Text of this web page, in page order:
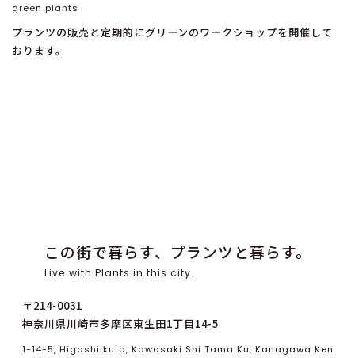
green plants
プランツの販売と定期的にグリーンのワークショップを開催して
おります。
この街で暮らす、プランツと暮らす。
Live with Plants in this city.
〒214-0031
神奈川県川崎市多摩区東生田1丁目14-5
1-14-5, Higashiikuta, Kawasaki Shi Tama Ku, Kanagawa Ken